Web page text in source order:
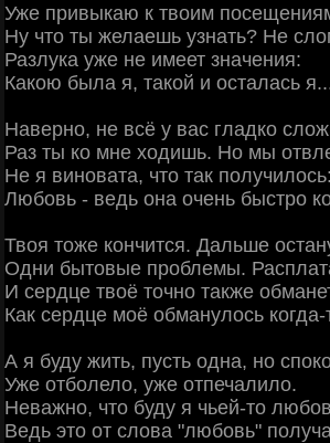
Уже привыкаю к твоим
Ну что ты желаешь узнать? Не
Разлука уже не имеет значения:
Какою была я, такой и осталась
Наверно, не всё у вас гладко
Раз ты ко мне ходишь. Но мы
Не я виновата, что так получилось:
Любовь - ведь она очень быстро
Твоя тоже кончится. Дальше
Одни бытовые проблемы.
И сердце твоё точно также
Как сердце моё обманулось когда-
А я буду жить, пусть одна, но
Уже отболело, уже отпечалило.
Неважно, что буду я чьей-то
Ведь это от слова "любовь"